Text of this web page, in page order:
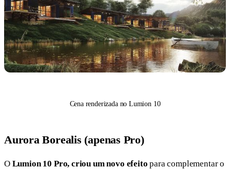
Cena renderizada no Lumion 10
Aurora Borealis (apenas Pro)
O Lumion 10 Pro, criou um novo efeito para complementar o